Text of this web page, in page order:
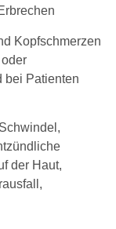
Kopfschmerzen
bei Patienten
der Haut,